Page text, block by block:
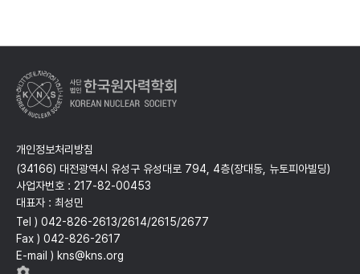
개인정보처리방침
(34166) 대전광역시 유성구 유성대로 794, 4층(장대동, 뉴토피아빌딩)
사업자번호 : 217-82-00453
대표자 : 최성민
Tel ) 042-826-2613/2614/2615/2677
Fax ) 042-826-2617
E-mail ) kns@kns.org